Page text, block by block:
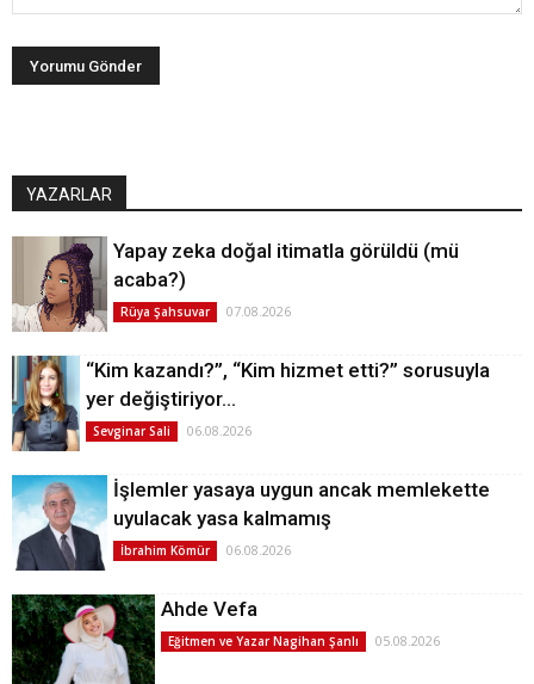
YAZARLAR
Yapay zeka doğal itimatla görüldü (mü
acaba?)
Rüya Şahsuvar 07.08.2026
“Kim kazandı?”, “Kim hizmet etti?” sorusuyla
yer değiştiriyor…
Sevginar Sali 06.08.2026
İşlemler yasaya uygun ancak memlekette
uyulacak yasa kalmamış
İbrahim Kömür 06.08.2026
Ahde Vefa
Eğitmen ve Yazar Nagihan Şanlı 05.08.2026